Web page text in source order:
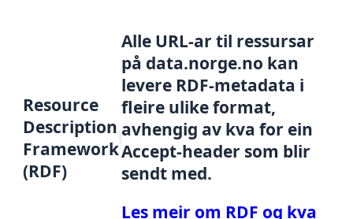
Resource
Description
Framework
(RDF)
Alle URL-ar til ressursar
på data.norge.no kan
levere RDF-metadata i
fleire ulike format,
avhengig av kva for ein
Accept-header som blir
sendt med.
Les meir om RDF og kva